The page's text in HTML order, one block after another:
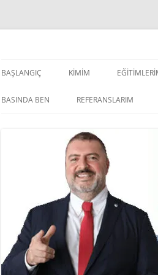
İçeriğe
BAŞLANGIÇ KIMIM
BASINDA BEN REFERANSLARIM